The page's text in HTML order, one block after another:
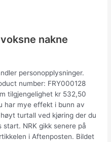
nakne
personopplysninger.
number: FRY000128
tilgjengelighet kr 532,50
har mye effekt i bunn av
turtall ved kjøring der du
NRK gikk senere på
i Aftenposten. Bildet